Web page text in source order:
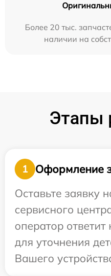
Более 20 тыс.
наличии на
Этапы
1
Оформление
Оставьте заявку
сервисного
оператор
для уточнения
Вашего